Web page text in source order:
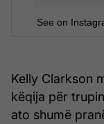
See on
Kelly Clarkson
këqija për
ato shumë